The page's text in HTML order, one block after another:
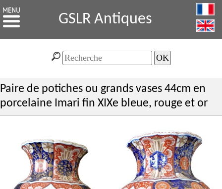
GSLR Antiques
Paire de potiches ou grands vases 44cm en
porcelaine Imari fin XIXe bleue, rouge et or